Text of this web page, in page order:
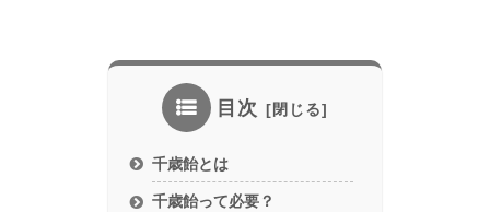
目次
千歳飴とは
千歳飴って必要？